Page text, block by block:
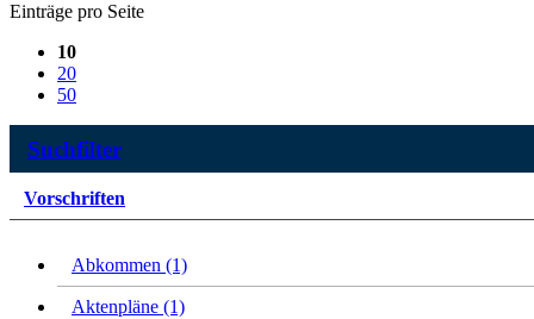
Einträge pro Seite
10
20
50
Suchfilter
Vorschriften
Abkommen (1)
Aktenpläne (1)